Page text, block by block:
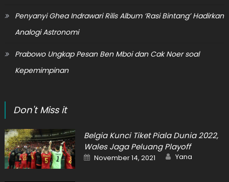
Penyanyi Ghea Indrawari Rilis Album ‘Rasi Bintang’ Hadirkan
Analogi Astronomi
Prabowo Ungkap Pesan Ben Mboi dan Cak Noer soal
Kepemimpinan
Don't Miss it
Belgia Kunci Tiket Piala Dunia 2022,
Wales Jaga Peluang Playoff
Posted
on
November 14, 2021 Author
Yana